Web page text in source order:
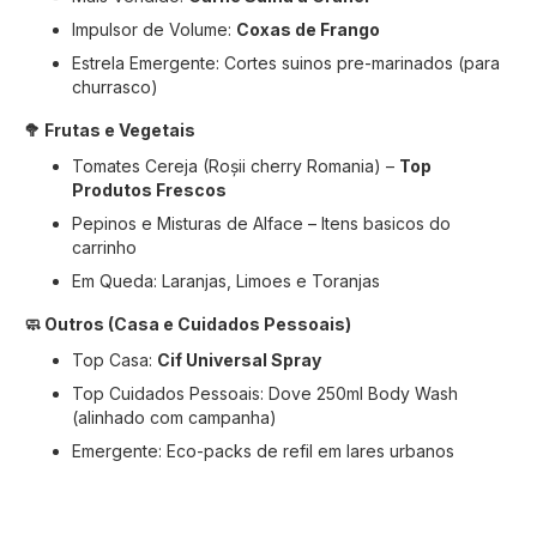
Impulsor de Volume: Coxas de Frango
Estrela Emergente: Cortes suinos pre-marinados (para
churrasco)
🥦 Frutas e Vegetais
Tomates Cereja (Roșii cherry Romania) – Top
Produtos Frescos
Pepinos e Misturas de Alface – Itens basicos do
carrinho
Em Queda: Laranjas, Limoes e Toranjas
🧼 Outros (Casa e Cuidados Pessoais)
Top Casa: Cif Universal Spray
Top Cuidados Pessoais: Dove 250ml Body Wash
(alinhado com campanha)
Emergente: Eco-packs de refil em lares urbanos